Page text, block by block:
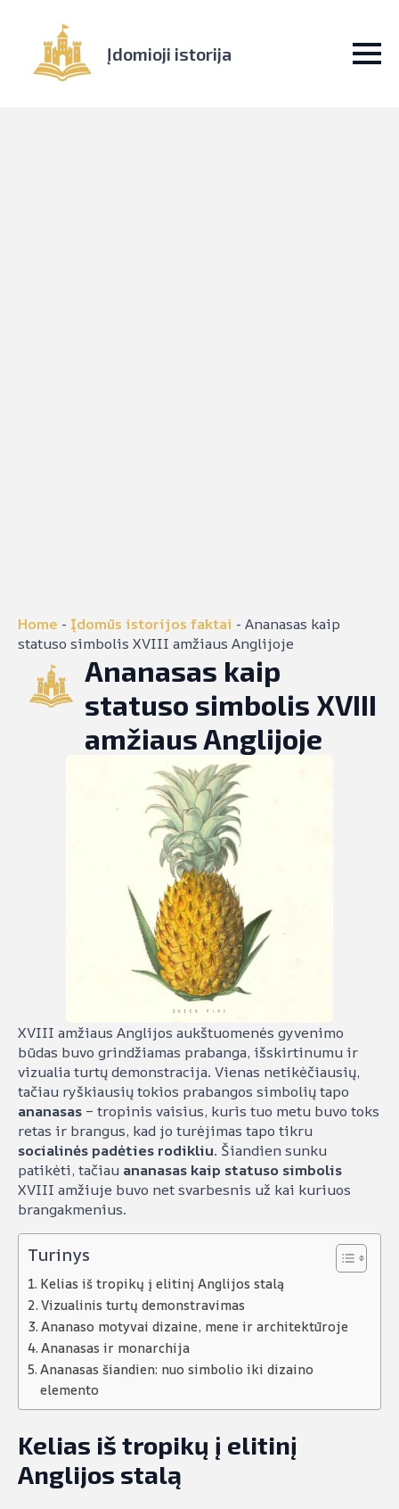
Įdomioji istorija
Home - Įdomūs istorijos faktai - Ananasas kaip
statuso simbolis XVIII amžiaus Anglijoje
Ananasas kaip
statuso simbolis XVIII
amžiaus Anglijoje
XVIII amžiaus Anglijos aukštuomenės gyvenimo
būdas buvo grindžiamas prabanga, išskirtinumu ir
vizualia turtų demonstracija. Vienas netikėčiausių,
tačiau ryškiausių tokios prabangos simbolių tapo
ananasas – tropinis vaisius, kuris tuo metu buvo toks
retas ir brangus, kad jo turėjimas tapo tikru
socialinės padėties rodikliu. Šiandien sunku
patikėti, tačiau ananasas kaip statuso simbolis
XVIII amžiuje buvo net svarbesnis už kai kuriuos
brangakmenius.
Turinys
Kelias iš tropikų į elitinį Anglijos stalą
Vizualinis turtų demonstravimas
Ananaso motyvai dizaine, mene ir architektūroje
Ananasas ir monarchija
Ananasas šiandien: nuo simbolio iki dizaino
elemento
Kelias iš tropikų į elitinį
Anglijos stalą